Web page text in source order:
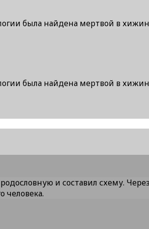
была найдена мертвой в
была найдена мертвой в
и составил схему.
человека.